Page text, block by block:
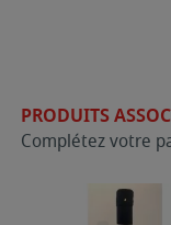
PRODUITS
Complétez votre